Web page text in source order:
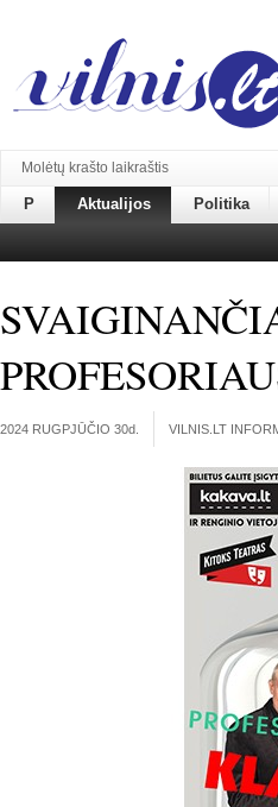
Molėtų krašto laikraštis
P Aktualijos Politika
2024 RUGPJŪČIO 30d. VILNIS.LT